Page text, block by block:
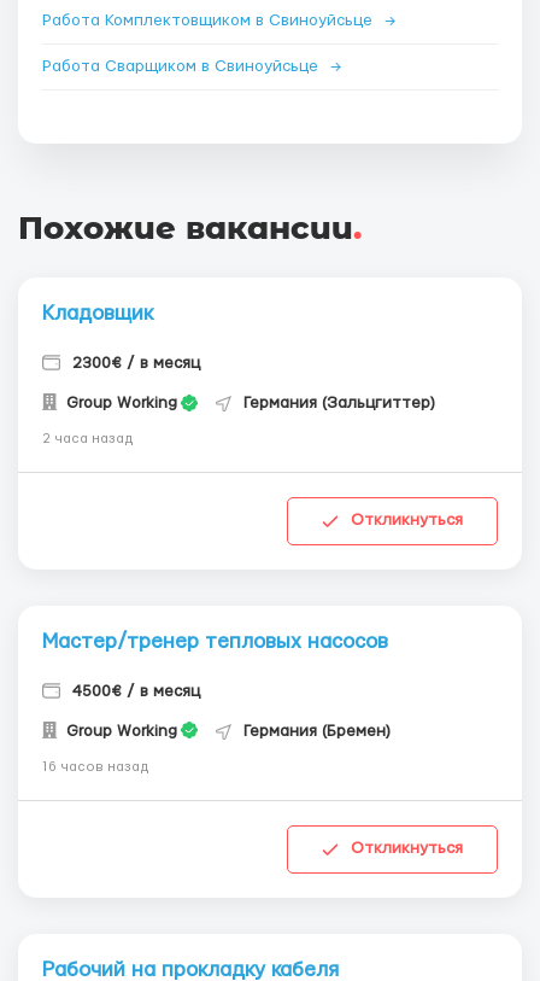
Работа Комплектовщиком в Свиноуйсьце →
Работа Сварщиком в Свиноуйсьце →
Похожие вакансии.
Кладовщик
2300€ / в месяц
Group Working Германия (Зальцгиттер)
2 часа назад
Откликнуться
Мастер/тренер тепловых насосов
4500€ / в месяц
Group Working Германия (Бремен)
16 часов назад
Откликнуться
Рабочий на прокладку кабеля